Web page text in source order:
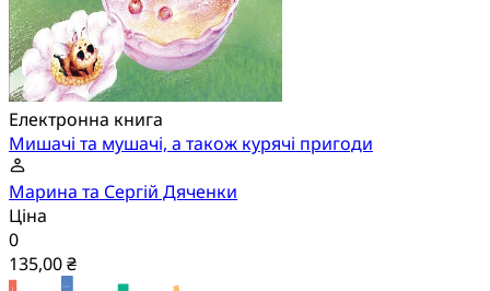
Електронна книга
Мишачі та мушачі, а також курячі пригоди
Марина та Сергій Дяченки
Ціна
0
135,00 ₴